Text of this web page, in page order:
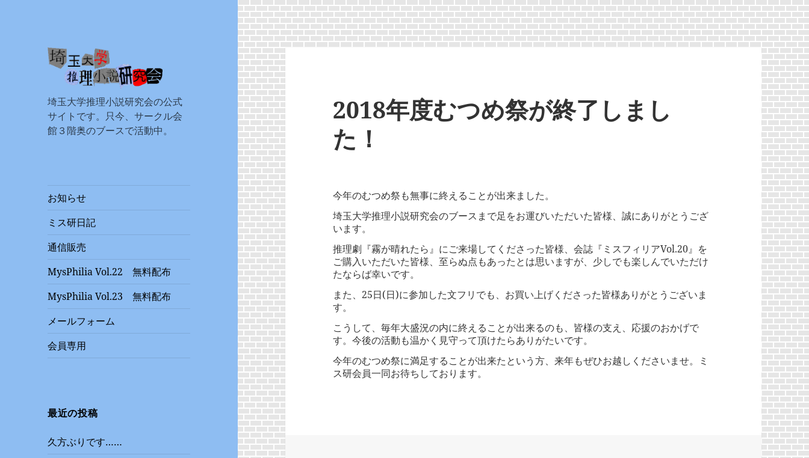
埼玉大学推理小説
研究会
埼玉大学推理小説研究会の公式
サイトです。只今、サークル会
館３階奥のブースで活動中。
お知らせ
ミス研日記
通信販売
MysPhilia Vol.22 無料配布
MysPhilia Vol.23 無料配布
メールフォーム
会員専用
最近の投稿
久方ぶりです……
2018年度むつめ祭が終了しまし
た！
今年のむつめ祭も無事に終えることが出来ました。
埼玉大学推理小説研究会のブースまで足をお運びいただいた皆様、誠にありがとうござ
います。
推理劇『霧が晴れたら』にご来場してくださった皆様、会誌『ミスフィリアVol.20』を
ご購入いただいた皆様、至らぬ点もあったとは思いますが、少しでも楽しんでいただけ
たならば幸いです。
また、25日(日)に参加した文フリでも、お買い上げくださった皆様ありがとうございま
す。
こうして、毎年大盛況の内に終えることが出来るのも、皆様の支え、応援のおかげで
す。今後の活動も温かく見守って頂けたらありがたいです。
今年のむつめ祭に満足することが出来たという方、来年もぜひお越しくださいませ。ミ
ス研会員一同お待ちしております。